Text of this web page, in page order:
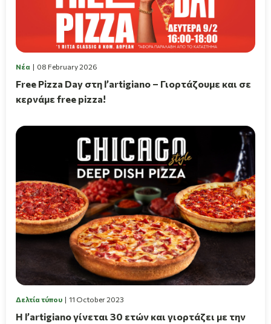
Νέα 08 February 2026
Free Pizza Day στη l’artigiano – Γιορτάζουμε και σε
κερνάμε free pizza!
Δελτία τύπου 11 October 2023
Η l’artigiano γίνεται 30 ετών και γιορτάζει με την